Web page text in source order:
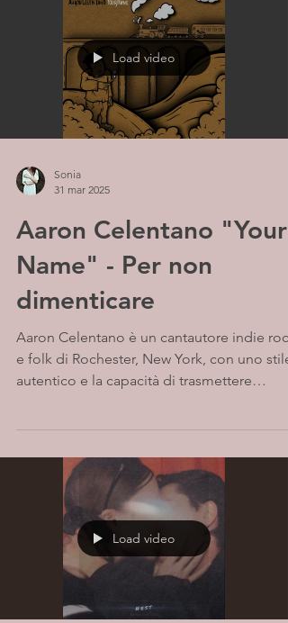
Load video
Sonia
31 mar 2025
Aaron Celentano "Your
Name" - Per non
dimenticare
Aaron Celentano è un cantautore indie rock
e folk di Rochester, New York, con uno stile
autentico e la capacità di trasmettere
Load video